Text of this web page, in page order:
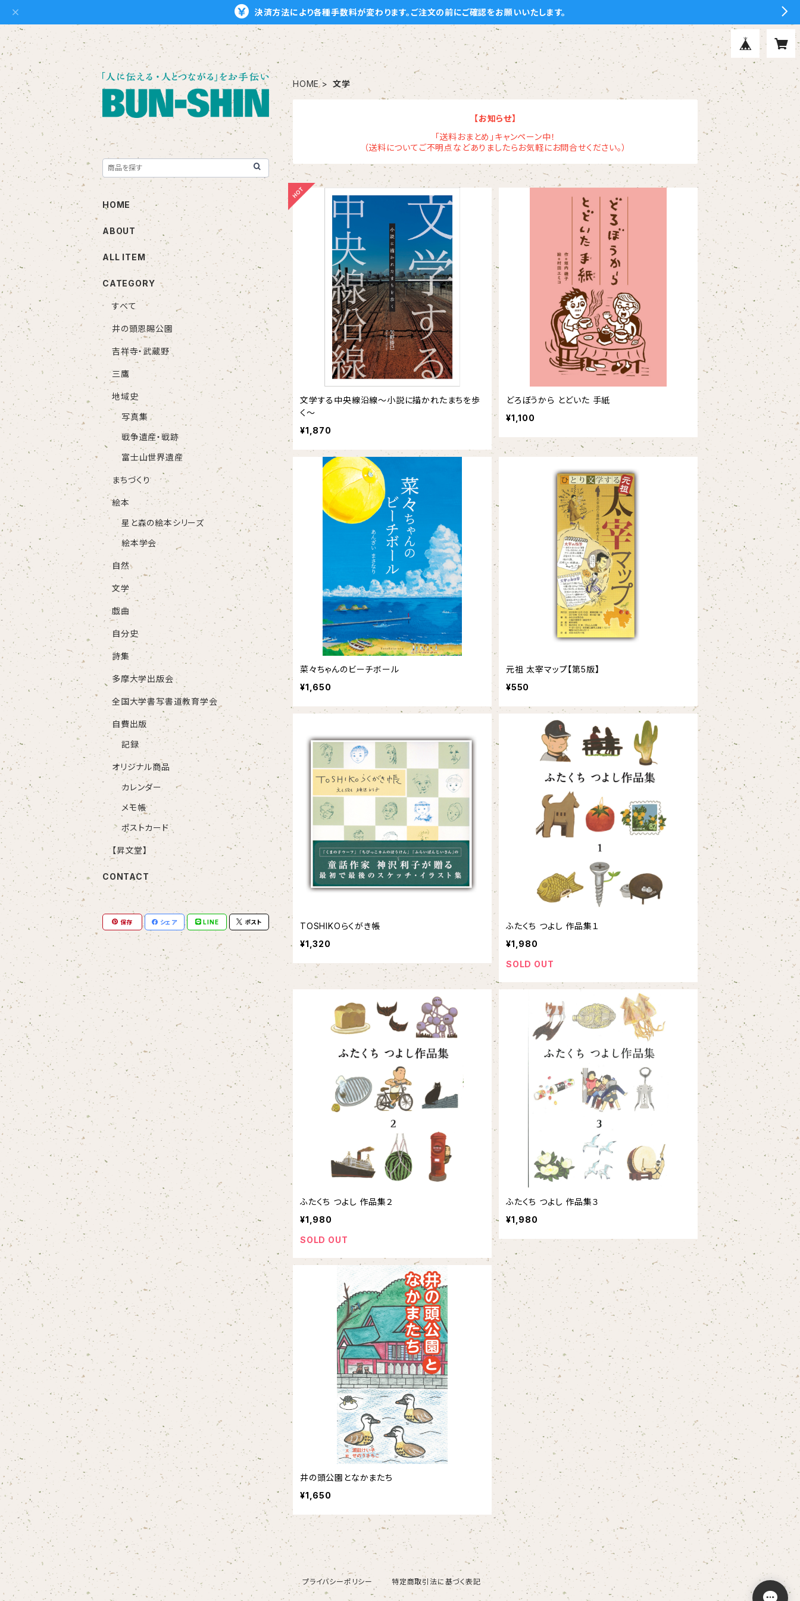
決済方法により各種手数料が変わります。ご注文の前にご確認をお願いいたします。
HOME 文学
【お知らせ】
「送料おまとめ」キャンペーン中！
（送料についてご不明点などありましたらお気軽にお問合せください。）
文学する中央線沿線～小説に描かれたまちを歩
く～
¥1,870
どろぼうから とどいた 手紙
¥1,100
菜々ちゃんのビーチボール
¥1,650
元祖 太宰マップ【第5版】
¥550
TOSHIKOらくがき帳
¥1,320
ふたくち つよし 作品集１
¥1,980
SOLD OUT
ふたくち つよし 作品集２
¥1,980
SOLD OUT
ふたくち つよし 作品集３
¥1,980
井の頭公園となかまたち
¥1,650
HOME
ABOUT
ALL ITEM
CATEGORY
すべて
井の頭恩賜公園
吉祥寺・武蔵野
三鷹
地域史
写真集
戦争遺産・戦跡
富士山世界遺産
まちづくり
絵本
星と森の絵本シリーズ
絵本学会
自然
文学
戯曲
自分史
詩集
多摩大学出版会
全国大学書写書道教育学会
自費出版
記録
オリジナル商品
カレンダー
メモ帳
ポストカード
【昇文堂】
CONTACT
保存 シェア LINE ポスト
プライバシーポリシー 特定商取引法に基づく表記